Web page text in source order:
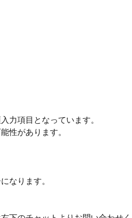
力項目となっています。
性があります。
なります。